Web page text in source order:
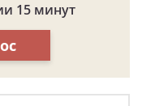
15 минут